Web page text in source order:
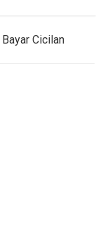
Cicilan